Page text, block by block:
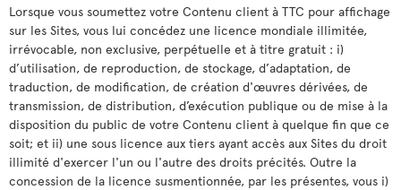
Lorsque vous soumettez votre Contenu client à TTC pour affichage
sur les Sites, vous lui concédez une licence mondiale illimitée,
irrévocable, non exclusive, perpétuelle et à titre gratuit : i)
d’utilisation, de reproduction, de stockage, d’adaptation, de
traduction, de modification, de création d'œuvres dérivées, de
transmission, de distribution, d’exécution publique ou de mise à la
disposition du public de votre Contenu client à quelque fin que ce
soit; et ii) une sous licence aux tiers ayant accès aux Sites du droit
illimité d'exercer l'un ou l'autre des droits précités. Outre la
concession de la licence susmentionnée, par les présentes, vous i)